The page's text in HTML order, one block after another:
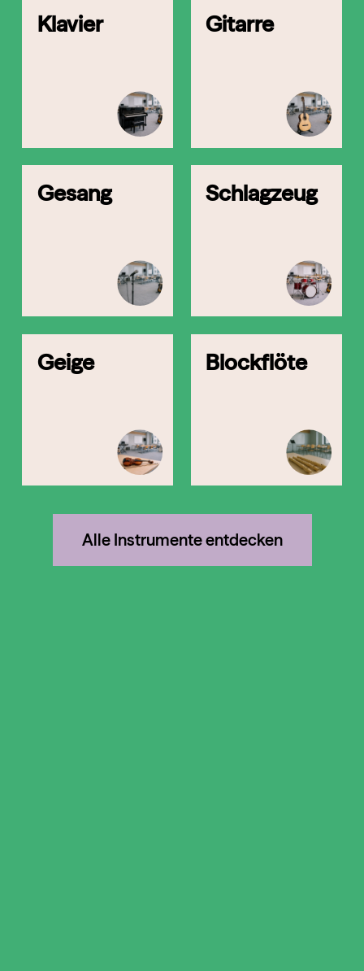
Klavier Gitarre
Gesang Schlagzeug
Geige Blockflöte
Alle Instrumente entdecken